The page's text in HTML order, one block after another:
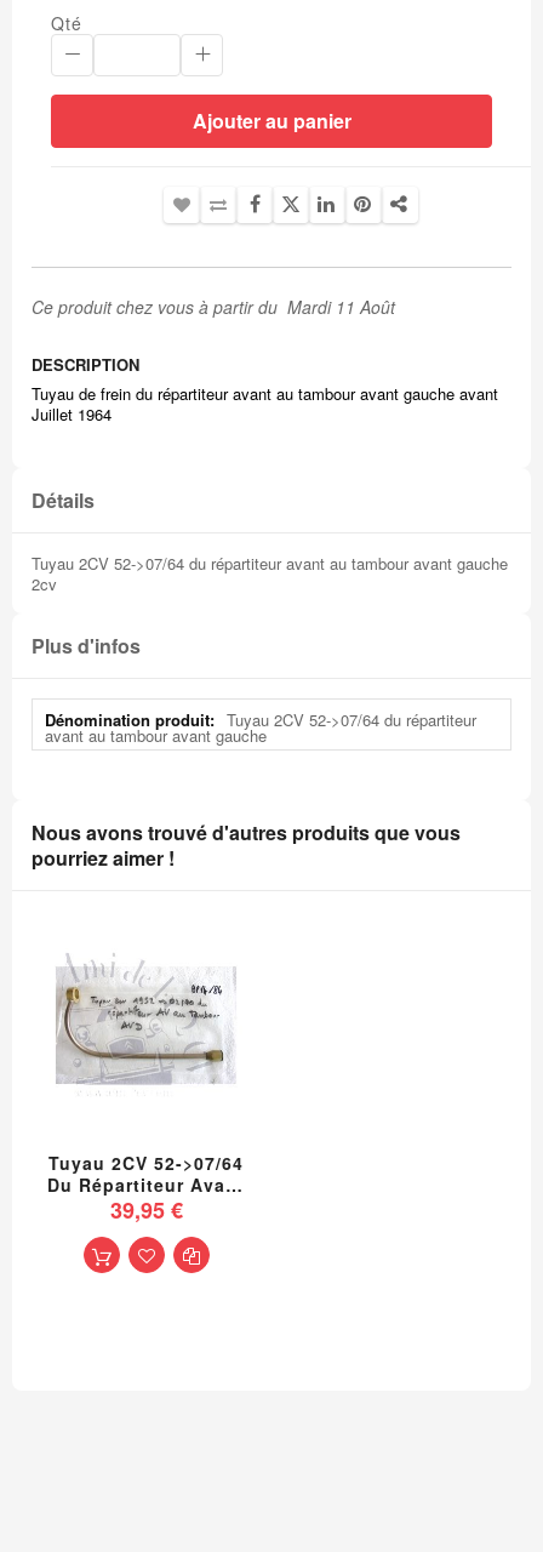
Qté
Ajouter au panier
Ce produit chez vous à partir du Mardi 11 Août
DESCRIPTION
Tuyau de frein du répartiteur avant au tambour avant gauche avant
Juillet 1964
Détails
Tuyau 2CV 52->07/64 du répartiteur avant au tambour avant gauche
2cv
Plus d'infos
Plus
d'infos
Tuyau 2CV 52->07/64 du répartiteur
avant au tambour avant gauche
Nous avons trouvé d'autres produits que vous
pourriez aimer !
Tuyau 2CV 52->07/64
Du Répartiteur Avant
Au Tambour Avant
Droit
39,95 €